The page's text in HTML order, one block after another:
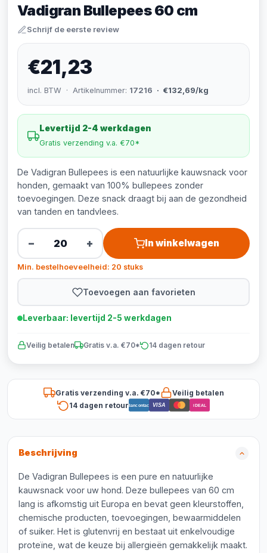
Vadigran Bullepees 60 cm
Schrijf de eerste review
€21,23
incl. BTW · Artikelnummer: 17216 · €132,69/kg
Levertijd 2-4 werkdagen
Gratis verzending v.a. €70*
De Vadigran Bullepees is een natuurlijke kauwsnack voor
honden, gemaakt van 100% bullepees zonder
toevoegingen. Deze snack draagt bij aan de gezondheid
van tanden en tandvlees.
− + In winkelwagen
Min. bestelhoeveelheid: 20 stuks
Toevoegen aan favorieten
Leverbaar: levertijd 2-5 werkdagen
Veilig betalen Gratis v.a. €70* 14 dagen retour
Gratis verzending v.a. €70*
Veilig betalen
14 dagen retourBancontact VISA iDEAL
Beschrijving
De Vadigran Bullepees is een pure en natuurlijke
kauwsnack voor uw hond. Deze bullepees van 60 cm
lang is afkomstig uit Europa en bevat geen kleurstoffen,
chemische producten, toevoegingen, bewaarmiddelen
of suiker. Het is glutenvrij en bestaat uit enkelvoudige
proteïne, wat de keuze bij allergieën gemakkelijk maakt.